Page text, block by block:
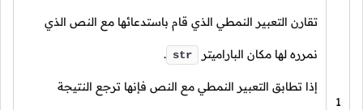
1
تقارن التعبير النمطي الذي قام باستدعائها مع النص الذي
نمرره لها مكان الباراميتر str
.
إذا تطابق التعبير النمطي مع النص فإنها ترجع النتيجة